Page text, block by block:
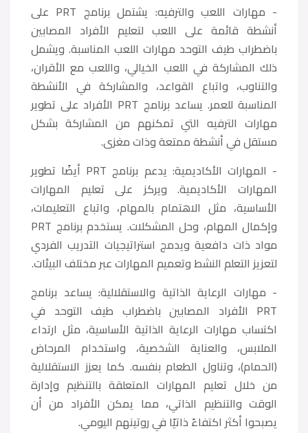
- مهارات اللعب والترفيه: يشتمل برنامج PRT على
أنشطة قائمة على اللعب لتعليم الأفراد المصابين
باضطراب طيف التوحد مهارات اللعب المناسبة. ويشمل
ذلك المشاركة في اللعب الخيالي، واللعب مع الأقران،
والتناوب، واتباع القواعد، والمشاركة في الأنشطة
المناسبة للعمر. يساعد برنامج PRT الأفراد على تطوير
مهارات الترفيه التي تمكنهم من المشاركة بشكل
مستقل في أنشطة ممتعة وذات مغزى.
- المهارات الأكاديمية: يدعم برنامج PRT أيضًا تطوير
المهارات الأكاديمية. ويركز على تعليم المهارات
الأساسية، مثل الاهتمام بالمهام، واتباع التعليمات،
وإكمال المهام، وحل المشكلات. يستخدم برنامج PRT
مواد ذات دافعية ويدمج استراتيجيات التدريب الفردي
لتعزيز التعلم النشط وتعميم المهارات عبر مختلف البيئات.
- مهارات الرعاية الذاتية والاستقلالية: يساعد برنامج
PRT الأفراد المصابين باضطراب طيف التوحد في
اكتساب مهارات الرعاية الذاتية الأساسية، مثل ارتداء
الملابس، والعناية الشخصية، واستخدام المرحاض
(الحمام)، وتناول الطعام بنفسه. كما يعزز الاستقلالية
من خلال تعليم المهارات المتعلقة بالتنظيم وإدارة
الوقت والتنظيم الذاتي، مما يمكن الأفراد من أن
يصبحوا أكثر اكتفاءً ذاتيًا في روتينهم اليومي.